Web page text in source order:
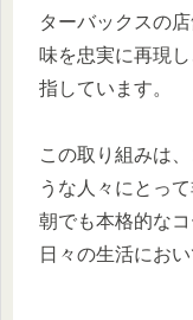
ターバックスの
味を忠実に再現
指しています。
この取り組みは
うな人々にとっ
朝でも本格的な
日々の生活にお